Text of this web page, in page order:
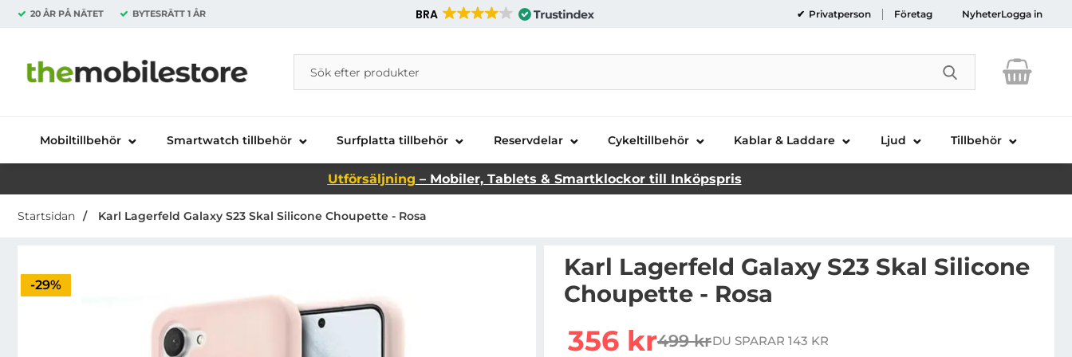
20 ÅR PÅ NÄTET BYTESRÄTT 1 ÅR BRA Privatperson Företag NyheterLogga in
Startsidan för Danira Telecom AB
Sök
Sök på Danira Telecom AB
Genomför
Mobiltillbehör Smartwatch tillbehör Surfplatta tillbehör Reservdelar Cykeltillbehör Kablar & Laddare Ljud Tillbehör
Utförsäljning – Mobiler, Tablets & Smartklockor till Inköpspris
Startsidan Karl Lagerfeld Galaxy S23 Skal Silicone Choupette - Rosa
Priset är nedsatt med
-29%
Karl Lagerfeld Galaxy S23 Skal Silicone
Choupette - Rosa
rea pris
356 krtidigare pris
499 krDU SPARAR 143 KR